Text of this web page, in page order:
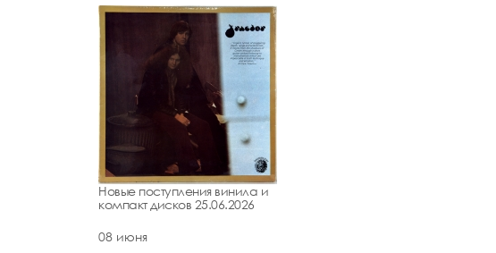
Новые поступления винила и
компакт дисков 25.06.2026
08 июня